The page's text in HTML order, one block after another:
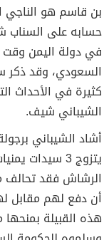
بن قاسم هو
حسابه على السناب
في دولة اليمن وقت
السعودي، وقد ذكر
كثيرة في الأحداث
الشيباني شيف.
أشاد الشيباني
يتزوج 3
الرشاش فقد تحالف
أن دفع لهم مقابل
هذه القبيلة بمنحها